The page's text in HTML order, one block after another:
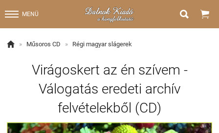
MENÜ  
 » Műsoros CD » Régi magyar slágerek
Virágoskert az én szívem -
Válogatás eredeti archív
felvételekből (CD)